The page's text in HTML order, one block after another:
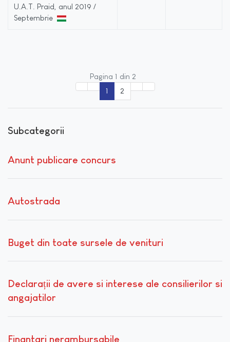
U.A.T. Praid, anul 2019 /
Septembrie
1 2
Pagina 1 din 2
Subcategorii
Anunt publicare concurs
Autostrada
Buget din toate sursele de venituri
Declarații de avere si interese ale consilierilor si
angajatilor
Finantari nerambursabile